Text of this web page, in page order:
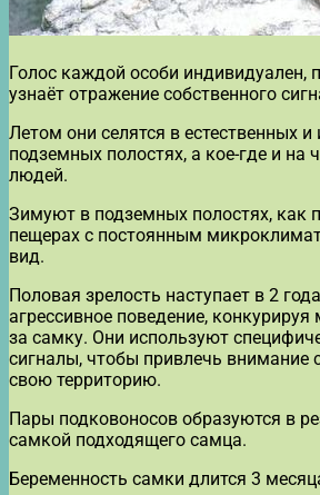
Голос каждой особи индивидуален,
узнаёт отражение собственного
Летом они селятся в естественных и
подземных полостях, а кое-где и на
людей.
Зимуют в подземных полостях, как
пещерах с постоянным
вид.
Половая зрелость наступает в 2
агрессивное поведение,
за самку. Они используют
сигналы, чтобы привлечь внимание
свою территорию.
Пары подковоносов образуются в
самкой подходящего самца.
Беременность самки длится 3